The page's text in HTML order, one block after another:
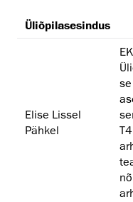
Üli­õpilas­esindus
Elise Lissel
Pähkel
se